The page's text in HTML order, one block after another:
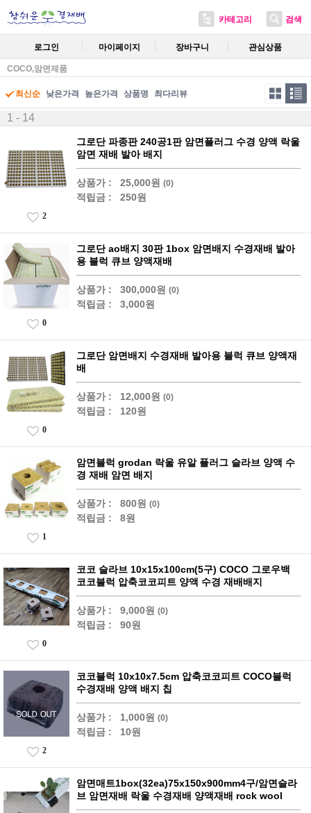
카테고리 검색
로그인 마이페이지 장바구니 관심상품
COCO,암면제품
최신순 낮은가격 높은가격 상품명 최다리뷰
1 - 14
그로단 파종판 240공1판 암면플러그 수경 양액 락울
암면 재배 발아 배지
상품가 : 25,000원 (0)
적립금 : 250원
2
그로단 ao배지 30판 1box 암면배지 수경재배 발아
용 블럭 큐브 양액재배
상품가 : 300,000원 (0)
적립금 : 3,000원
0
그로단 암면배지 수경재배 발아용 블럭 큐브 양액재
배
상품가 : 12,000원 (0)
적립금 : 120원
0
암면블럭 grodan 락울 유알 플러그 슬라브 양액 수
경 재배 암면 배지
상품가 : 800원 (0)
적립금 : 8원
1
코코 슬라브 10x15x100cm(5구) COCO 그로우백
코코블럭 압축코코피트 양액 수경 재배배지
상품가 : 9,000원 (0)
적립금 : 90원
0
코코블럭 10x10x7.5cm 압축코코피트 COCO블럭
수경재배 양액 배지 칩
상품가 : 1,000원 (0)
적립금 : 10원
2
암면매트1box(32ea)75x150x900mm4구/암면슬라
브 암면재배 락울 수경재배 양액재배 rock wool